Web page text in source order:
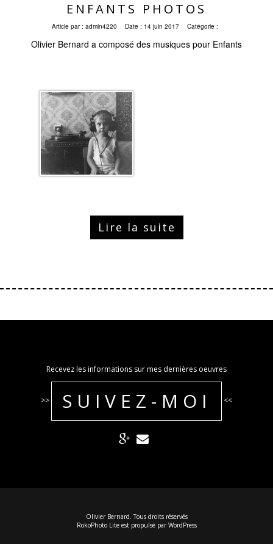
ENFANTS PHOTOS
Article par : admin4220 Date : 14 juin 2017 Catégorie :
Olivier Bernard a composé des musiques pour Enfants
Lire la suite
Recevez les informations sur mes dernières oeuvres
>> SUIVEZ-MOI <<
Olivier Bernard. Tous droits réservés
RokoPhoto Liteest propulsé par WordPress